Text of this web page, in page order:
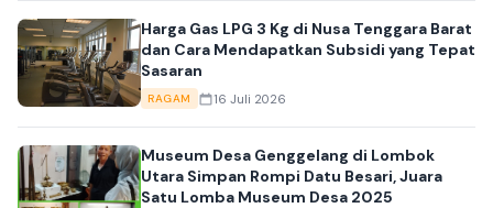
Harga Gas LPG 3 Kg di Nusa Tenggara Barat
dan Cara Mendapatkan Subsidi yang Tepat
Sasaran
RAGAM 16 Juli 2026
Museum Desa Genggelang di Lombok
Utara Simpan Rompi Datu Besari, Juara
Satu Lomba Museum Desa 2025